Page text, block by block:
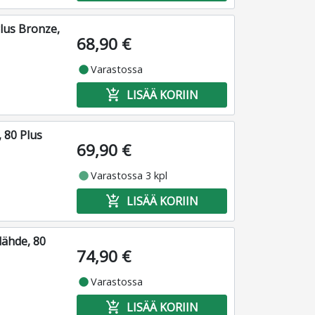
Bronze,
68,90 €
fiber_manual_recordVarastossa
add_shopping_cart LISÄÄ KORIIN
80 Plus
69,90 €
fiber_manual_recordVarastossa 3 kpl
add_shopping_cart LISÄÄ KORIIN
80
74,90 €
fiber_manual_recordVarastossa
add_shopping_cart LISÄÄ KORIIN